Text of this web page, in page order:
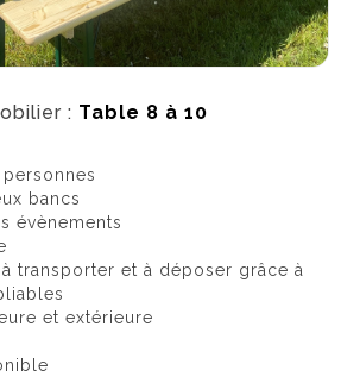
: Table 8 à 10
bancs
évènements
transporter et à déposer grâce à
et extérieure